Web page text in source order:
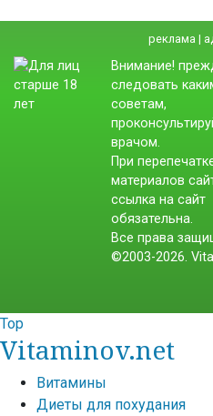
реклама |
Внимание!
следовать
советам,
врачом.
При
материалов
ссылка на сайт
обязательна.
Все права
©2003-2026.
Top
Vitaminov.net
Витамины
Диеты для похудания